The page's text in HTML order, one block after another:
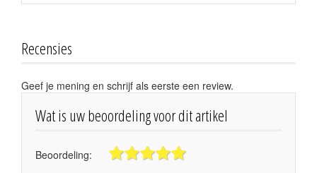
Recensies
Geef je mening en schrijf als eerste een review.
Wat is uw beoordeling voor dit artikel
Beoordeling: